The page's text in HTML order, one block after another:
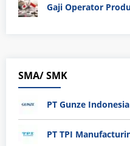
SMA/ SMK
PT Gunze Indonesia
PT TPI